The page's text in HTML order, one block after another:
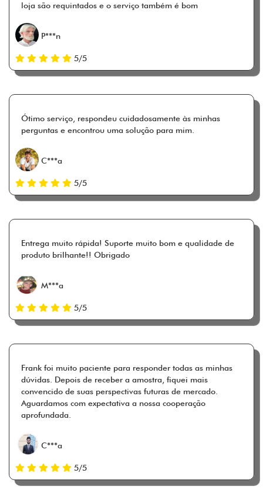
loja são requintados e o serviço também é bom
P***n
5/5
Ótimo serviço, respondeu cuidadosamente às minhas
perguntas e encontrou uma solução para mim.
C***a
5/5
Entrega muito rápida! Suporte muito bom e qualidade de
produto brilhante!! Obrigado
M***a
5/5
Frank foi muito paciente para responder todas as minhas
dúvidas. Depois de receber a amostra, fiquei mais
convencido de suas perspectivas futuras de mercado.
Aguardamos com expectativa a nossa cooperação
aprofundada.
C***a
5/5